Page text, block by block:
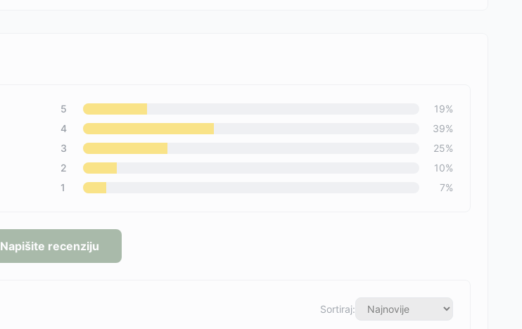
5 19%
4
39%
3
25%
2
10%
1
7%
Napišite recenziju
Sortiraj: